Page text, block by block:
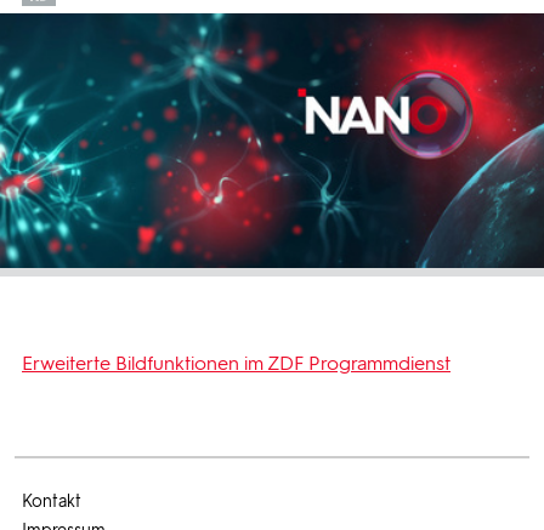
Erweiterte Bildfunktionen im ZDF Programmdienst
Kontakt